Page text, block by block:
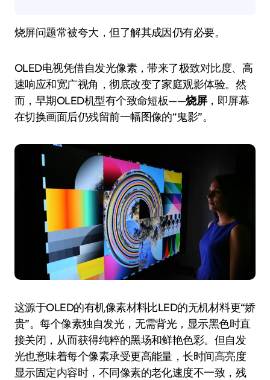
烧屏问题常被夸大，但了解其成因仍有必要。
OLED电视凭借自发光像素，带来了极致对比度、高
速响应和宽广视角，彻底改变了家庭观影体验。然
而，早期OLED机型有个致命短板——烧屏，即屏幕
在切换画面后仍残留前一幅图像的“鬼影”。
这源于OLED的有机像素材料比LED的无机材料更“娇
贵”。每个像素独自发光，无需背光，显示黑色时直
接关闭，从而获得纯粹的黑场和鲜艳色彩。但自发
光也意味着每个像素承受更高能量，长时间高亮度
显示固定内容时，不同像素的老化速度不一致，残